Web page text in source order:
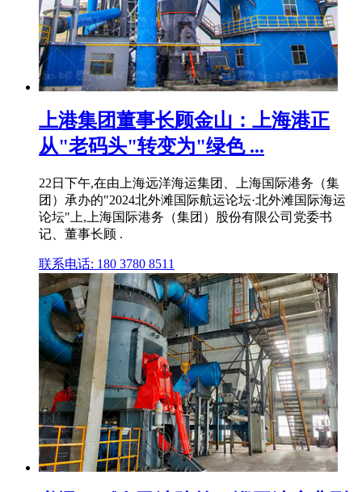
上港集团董事长顾金山：上海港正
从"老码头"转变为"绿色 ...
22日下午,在由上海远洋海运集团、上海国际港务（集
团）承办的"2024北外滩国际航运论坛·北外滩国际海运
论坛"上,上海国际港务（集团）股份有限公司党委书
记、董事长顾 .
联系电话: 180 3780 8511